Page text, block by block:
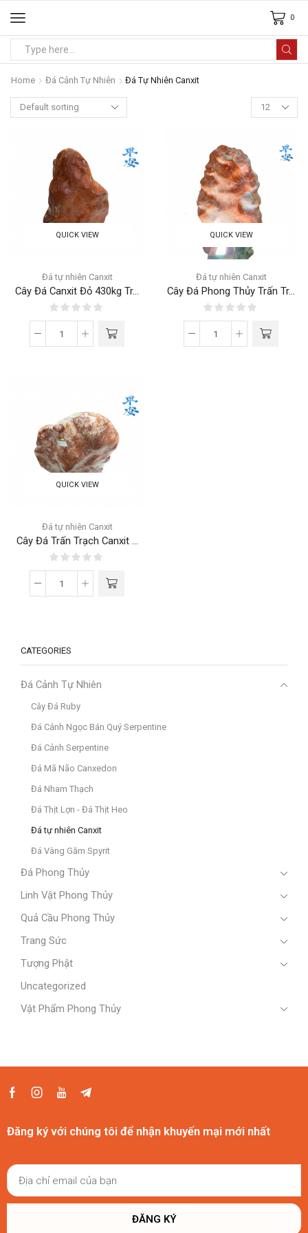
0
Home Đá Cảnh Tự Nhiên Đá Tự Nhiên Canxit
QUICK VIEW
Đá tự nhiên Canxit
Cây Đá Canxit Đỏ 430kg Tr...
QUICK VIEW
Đá tự nhiên Canxit
Cây Đá Phong Thủy Trấn Tr...
QUICK VIEW
Đá tự nhiên Canxit
Cây Đá Trấn Trạch Canxit ...
CATEGORIES
Đá Cảnh Tự Nhiên
Cây Đá Ruby
Đá Cảnh Ngọc Bán Quý Serpentine
Đá Cảnh Serpentine
Đá Mã Não Canxedon
Đá Nham Thạch
Đá Thịt Lợn - Đá Thịt Heo
Đá tự nhiên Canxit
Đá Vàng Găm Spyrit
Đá Phong Thủy
Linh Vật Phong Thủy
Quả Cầu Phong Thủy
Trang Sức
Tượng Phật
Uncategorized
Vật Phẩm Phong Thủy
Đăng ký với chúng tôi để nhận khuyến mại mới nhất
ĐĂNG KÝ